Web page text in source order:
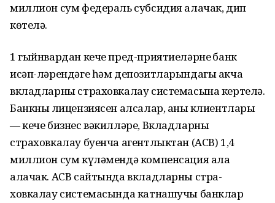
миллион сум федераль субсидия алачак, дип
көтелә.
1 гыйнвардан кече пред-приятиеләрнең банк
исәп-лә­рендәге һәм депозитларындагы акча
вкладларны страховкалау системасына кертелә.
Банкның лицензиясен алсалар, аның клиентлары
— кече бизнес вәкилләре, Вкладларны
страховкалау буенча агентлыктан (АСВ) 1,4
миллион сум күлә­мендә компенсация ала
алачак. АСВ сайтында вкладларны стра­
ховкалау системасында катнашучы банклар